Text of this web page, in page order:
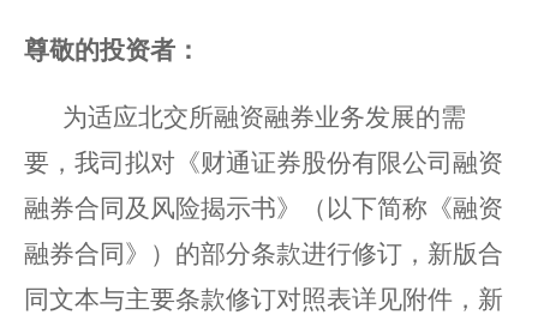
尊敬的投资者：
为适应北交所融资融券业务发展的需
要，我司拟对《财通证券股份有限公司融资
融券合同及风险揭示书》（以下简称《融资
融券合同》）的部分条款进行修订，新版合
同文本与主要条款修订对照表详见附件，新